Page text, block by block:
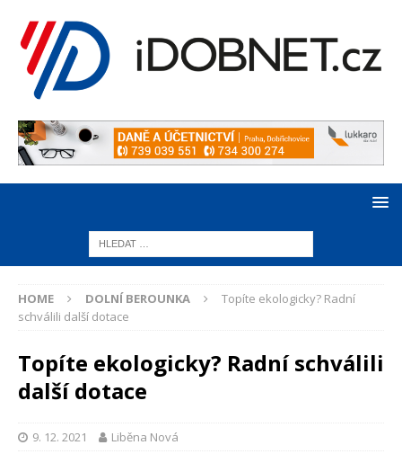
HOME DOLNÍ BEROUNKA
Topíte ekologicky? Radní
schválili další dotace
Topíte ekologicky? Radní schválili
další dotace
9. 12. 2021 Liběna Nová